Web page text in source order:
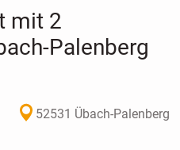
mit 2
Palenberg
52531 Übach-Palenberg